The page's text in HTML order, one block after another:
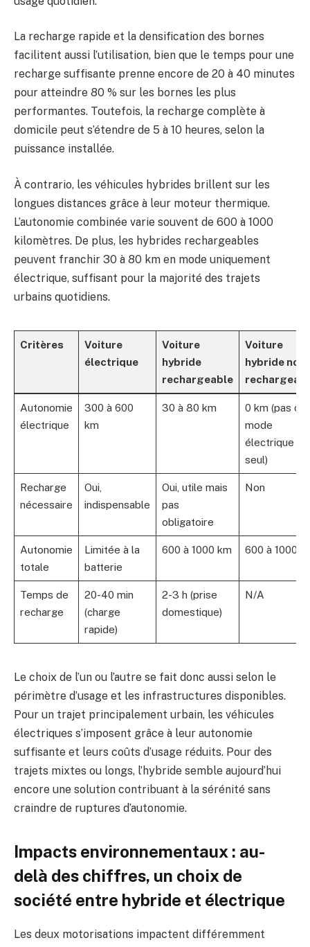
La recharge rapide et la densification des bornes
facilitent aussi l’utilisation, bien que le temps pour une
recharge suffisante prenne encore de 20 à 40 minutes
pour atteindre 80 % sur les bornes les plus
performantes. Toutefois, la recharge complète à
domicile peut s’étendre de 5 à 10 heures, selon la
puissance installée.
À contrario, les véhicules hybrides brillent sur les
longues distances grâce à leur moteur thermique.
L’autonomie combinée varie souvent de 600 à 1000
kilomètres. De plus, les hybrides rechargeables
peuvent franchir 30 à 80 km en mode uniquement
électrique, suffisant pour la majorité des trajets
urbains quotidiens.
Critères
Voiture
électrique
Voiture
hybride
rechargeable
Voiture
hybride non
Autonomie
électrique
300 à 600
km
30 à 80 km
0 km (pas de
mode
électrique
seul)
Recharge
nécessaire
Oui,
indispensable
Oui, utile mais
pas
obligatoire
Non
Autonomie
totale
Limitée à la
batterie
600 à 1000 km 600 à 1000
Temps de
recharge
20-40 min
(charge
rapide)
2-3 h (prise
domestique)
N/A
Le choix de l’un ou l’autre se fait donc aussi selon le
périmètre d’usage et les infrastructures disponibles.
Pour un trajet principalement urbain, les véhicules
électriques s’imposent grâce à leur autonomie
suffisante et leurs coûts d’usage réduits. Pour des
trajets mixtes ou longs, l’hybride semble aujourd’hui
encore une solution contribuant à la sérénité sans
craindre de ruptures d’autonomie.
Impacts environnementaux : au-
delà des chiffres, un choix de
société entre hybride et électrique
Les deux motorisations impactent différemment